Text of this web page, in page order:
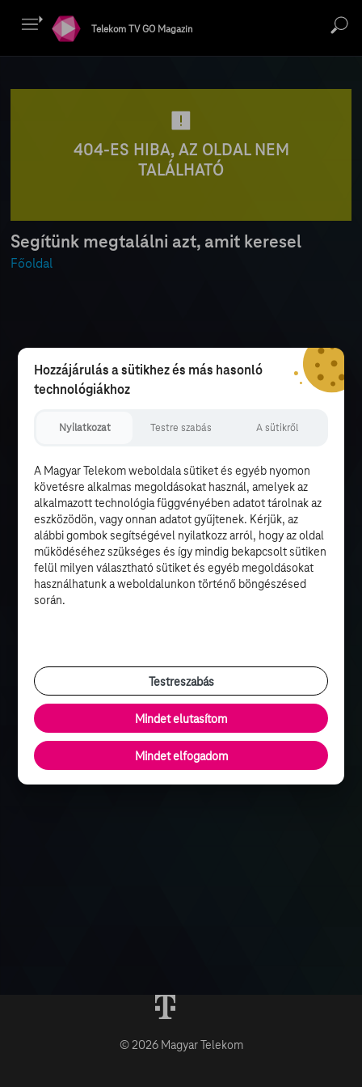
Telekom TV GO Magazin
404-ES HIBA, AZ OLDAL NEM
TALÁLHATÓ
Segítünk megtalálni azt, amit keresel
Főoldal
© 2026 Magyar Telekom
Hozzájárulás a sütikhez és más hasonló
technológiákhoz
Nyilatkozat Testre szabás A sütikről
A Magyar Telekom weboldala sütiket és egyéb nyomon
követésre alkalmas megoldásokat használ, amelyek az
alkalmazott technológia függvényében adatot tárolnak az
eszközödön, vagy onnan adatot gyűjtenek. Kérjük, az
alábbi gombok segítségével nyilatkozz arról, hogy az oldal
működéséhez szükséges és így mindig bekapcsolt sütiken
felül milyen választható sütiket és egyéb megoldásokat
használhatunk a weboldalunkon történő böngészésed
során.
Testreszabás
Mindet elutasítom
Mindet elfogadom